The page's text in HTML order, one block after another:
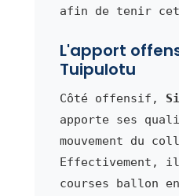
afin de tenir
L'apport
Tuipulotu
Côté offensif,
apporte ses
mouvement du
Effectivement,
courses ballon